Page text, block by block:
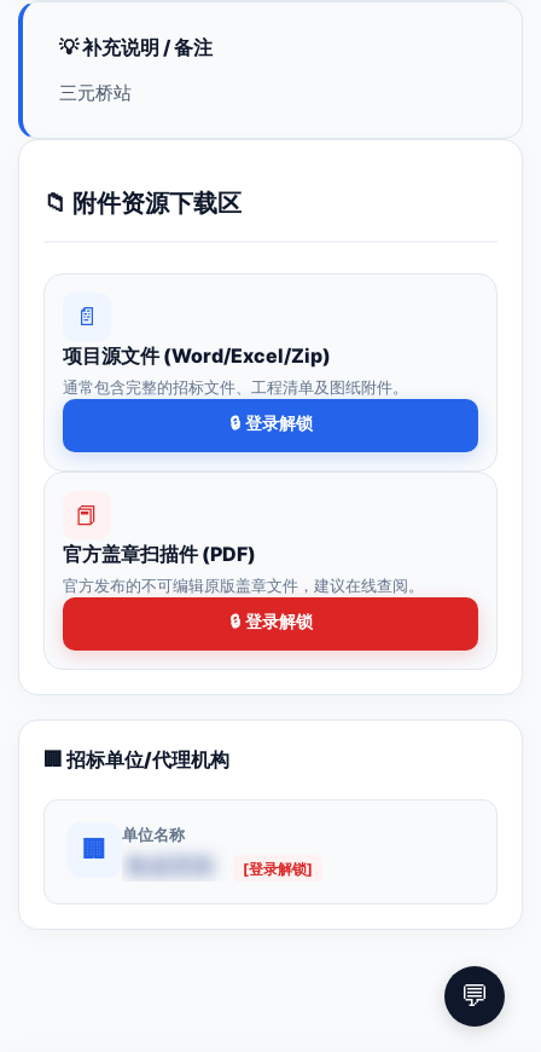
💡 补充说明 / 备注
三元桥站
📁 附件资源下载区
📄
项目源文件 (Word/Excel/Zip)
通常包含完整的招标文件、工程清单及图纸附件。
🔒 登录解锁
📕
官方盖章扫描件 (PDF)
官方发布的不可编辑原版盖章文件，建议在线查阅。
🔒 登录解锁
🏢 招标单位/代理机构
🏢
单位名称
[登录解锁]
💬